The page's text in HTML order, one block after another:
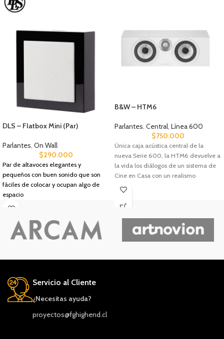
DLS – Flatbox Mini (Par)
Parlantes, On Wall
$290.000
Par de altavoces elegantes y
pequeños con buen sonido que son
fáciles de colocar y ocupan algo de
espacio
B&W – HTM6
Parlantes, Central, Línea 600
$750.000
Única caja acústica central de la
nueva Serie 600, la HTM6 devuelve a
la vida los diálogos de un sistema de
Cine en Casa con un realismo
sobrecogedor.
Servicio al Cliente
¿Necesitas ayuda?
proyectos@fghighend.cl